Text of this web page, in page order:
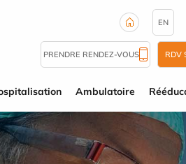
EN
PRENDRE RENDEZ-VOUS RDV
Ambulatoire